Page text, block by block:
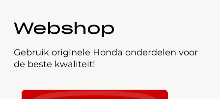
Over ons
Webshop
Plan onderhoud
Mijn Honda Welman
Webshop
Gebruik originele Honda onderdelen voor
de beste kwaliteit!